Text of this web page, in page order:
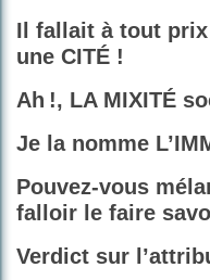
Il fallait à tout prix
une CITÉ !
Ah !, LA MIXITÉ
Je la nomme
Pouvez-vous
falloir le faire
Verdict sur